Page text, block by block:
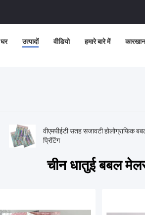
घर उत्पादों वीडियो हमारे बारे में
वीएमपीईटी सतह सजावटी होलोग्राफिक
प्रिंटिंग
चीन धातुई बबल